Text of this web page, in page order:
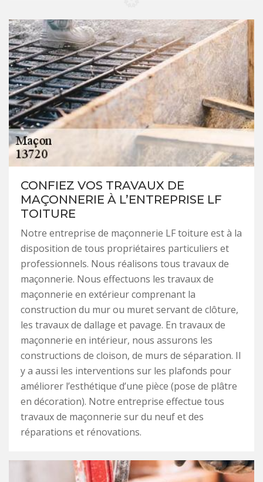
CONFIEZ VOS TRAVAUX DE
MAÇONNERIE À L’ENTREPRISE LF
TOITURE
Notre entreprise de maçonnerie LF toiture est à la
disposition de tous propriétaires particuliers et
professionnels. Nous réalisons tous travaux de
maçonnerie. Nous effectuons les travaux de
maçonnerie en extérieur comprenant la
construction du mur ou muret servant de clôture,
les travaux de dallage et pavage. En travaux de
maçonnerie en intérieur, nous assurons les
constructions de cloison, de murs de séparation. Il
y a aussi les interventions sur les plafonds pour
améliorer l’esthétique d’une pièce (pose de plâtre
en décoration). Notre entreprise effectue tous
travaux de maçonnerie sur du neuf et des
réparations et rénovations.